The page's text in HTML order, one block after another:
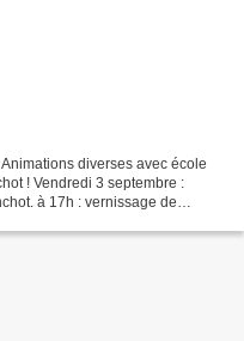
diverses avec école
! Vendredi 3 septembre :
à 17h : vernissage de